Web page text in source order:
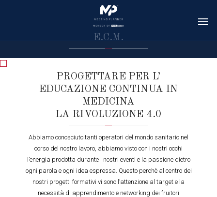
E.C.M.
PROGETTARE PER L’
EDUCAZIONE CONTINUA IN
MEDICINA
LA RIVOLUZIONE 4.0
Abbiamo conosciuto tanti operatori del mondo sanitario nel
corso del nostro lavoro, abbiamo visto con i nostri occhi
l’energia prodotta durante i nostri eventi e la passione dietro
ogni parola e ogni idea espressa. Questo perchè al centro dei
nostri progetti formativi vi sono l’attenzione al target e la
necessità di apprendimento e networking dei fruitori